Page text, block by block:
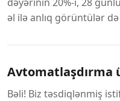
əl ilə anlıq görüntülər
Avtomatlaşdırma
Bəli! Biz təsdiqlənmiş